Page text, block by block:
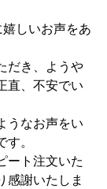
いお声をあ
き、ようや
直、不安でい
なお声をい
。
ト注文いた
感謝いたしま